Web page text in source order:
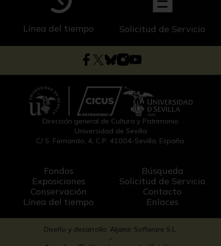
Línea del tiempo Solicitud de Servicio
Dirección general de Cultura y Patrimonio
Universidad de Sevilla
C/ S. Fernando, 4, C.P. 41004-Sevilla, España.
Fondos
Exposiciones
Conservación
Línea del tiempo
Búsqueda
Solicitud de Servicio
Contacto
Enlaces
Diseño y desarrollo: Aljamir Software S.L.
-